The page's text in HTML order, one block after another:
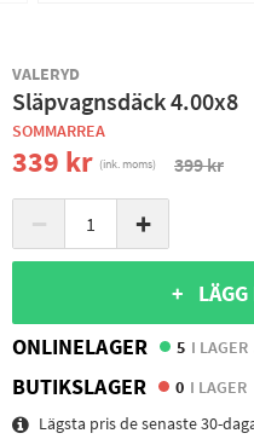
VALERYD
Släpvagnsdäck 4.00x8
SOMMARREA
339 kr (ink. moms) 399 kr
− +
+ LÄGG
ONLINELAGER
5 I LAGER
BUTIKSLAGER 0 I LAGER
Lägsta pris de senaste 30-